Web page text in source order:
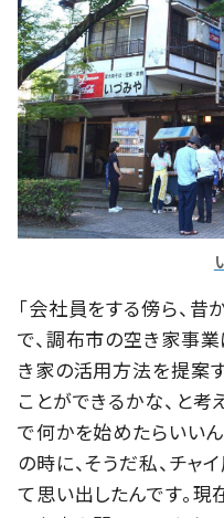
「会社員をする傍ら、
で、調布市の空き家事業
き家の活用方法を提案
ことができるかな、と考
で何かを始めたらいい
の時に、そうだ私、チャ
て思い出したんです。現